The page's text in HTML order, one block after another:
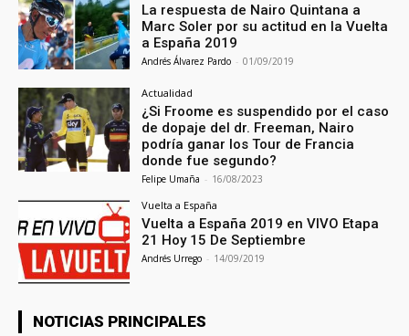
La respuesta de Nairo Quintana a
Marc Soler por su actitud en la Vuelta
a España 2019
Andrés Álvarez Pardo - 01/09/2019
Actualidad
¿Si Froome es suspendido por el caso
de dopaje del dr. Freeman, Nairo
podría ganar los Tour de Francia
donde fue segundo?
Felipe Umaña - 16/08/2023
Vuelta a España
Vuelta a España 2019 en VIVO Etapa
21 Hoy 15 De Septiembre
Andrés Urrego - 14/09/2019
NOTICIAS PRINCIPALES